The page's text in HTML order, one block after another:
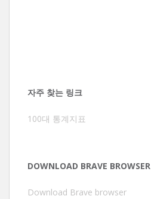
자주 찾는 링크
100대 통계지표
DOWNLOAD BRAVE BROWSER
Download Brave browser